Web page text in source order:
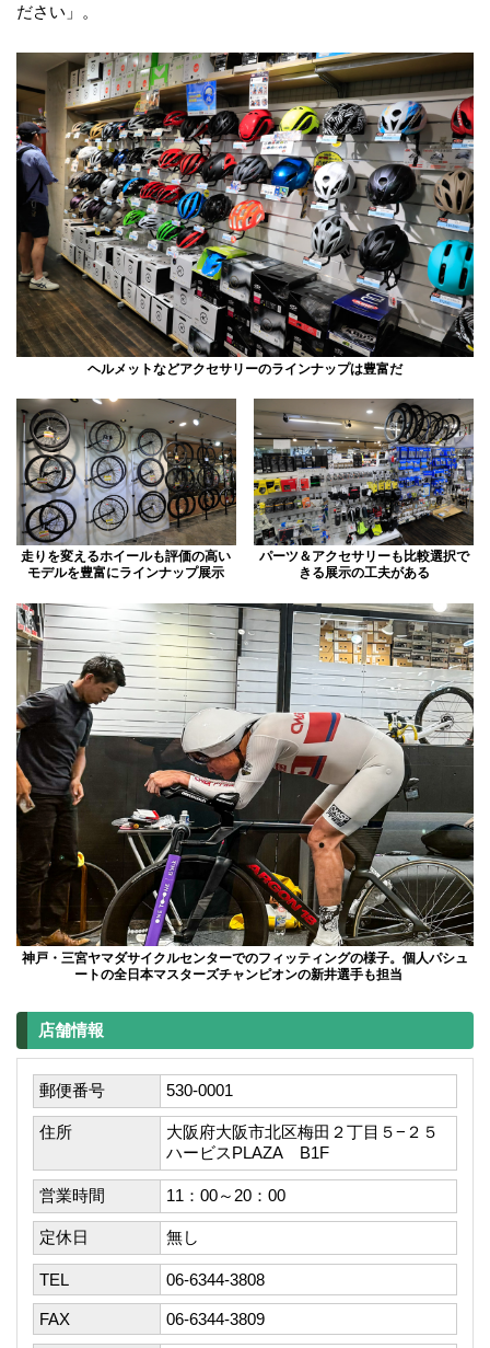
ださい」。
ヘルメットなどアクセサリーのラインナップは豊富だ
走りを変えるホイールも評価の高い
モデルを豊富にラインナップ展示
パーツ＆アクセサリーも比較選択で
きる展示の工夫がある
神戸・三宮ヤマダサイクルセンターでのフィッティングの様子。個人パシュ
ートの全日本マスターズチャンピオンの新井選手も担当
店舗情報
郵便番号 530-0001
住所
大阪府大阪市北区梅田２丁目５−２５
ハービスPLAZA B1F
営業時間 11：00～20：00
定休日 無し
TEL 06-6344-3808
FAX 06-6344-3809